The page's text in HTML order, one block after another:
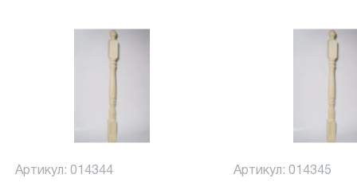
Артикул: 014344 Артикул: 014345